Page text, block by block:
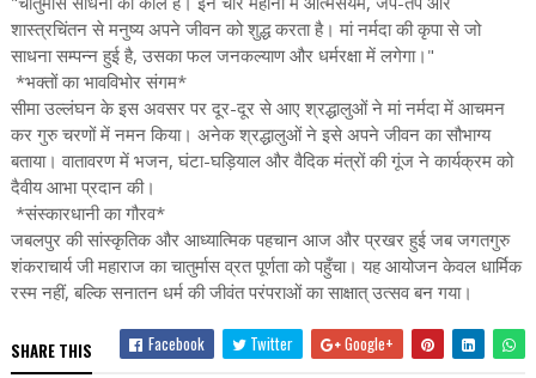
शास्त्रचिंतन से मनुष्य अपने जीवन को शुद्ध करता है। मां नर्मदा की कृपा से जो
साधना सम्पन्न हुई है, उसका फल जनकल्याण और धर्मरक्षा में लगेगा।"
*भक्तों का भावविभोर संगम*
सीमा उल्लंघन के इस अवसर पर दूर-दूर से आए श्रद्धालुओं ने मां नर्मदा में आचमन
कर गुरु चरणों में नमन किया। अनेक श्रद्धालुओं ने इसे अपने जीवन का सौभाग्य
बताया। वातावरण में भजन, घंटा-घड़ियाल और वैदिक मंत्रों की गूंज ने कार्यक्रम को
दैवीय आभा प्रदान की।
*संस्कारधानी का गौरव*
जबलपुर की सांस्कृतिक और आध्यात्मिक पहचान आज और प्रखर हुई जब जगतगुरु
शंकराचार्य जी महाराज का चातुर्मास व्रत पूर्णता को पहुँचा। यह आयोजन केवल धार्मिक
रस्म नहीं, बल्कि सनातन धर्म की जीवंत परंपराओं का साक्षात् उत्सव बन गया।
SHARE THIS Facebook Twitter Google+